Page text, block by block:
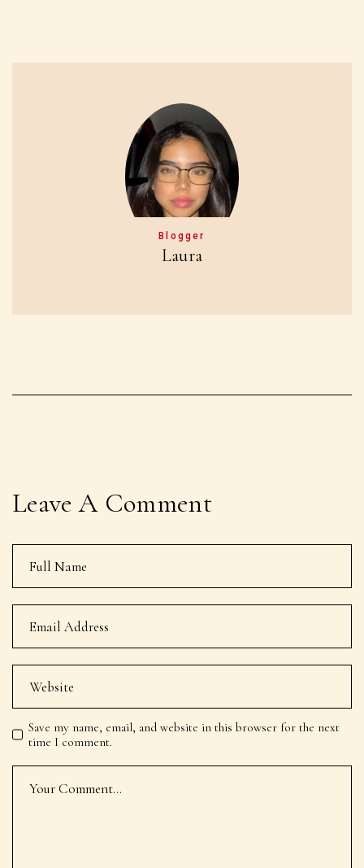
Blogger
Laura
Leave A Comment
Save my name, email, and website in this browser for the next
time I comment.